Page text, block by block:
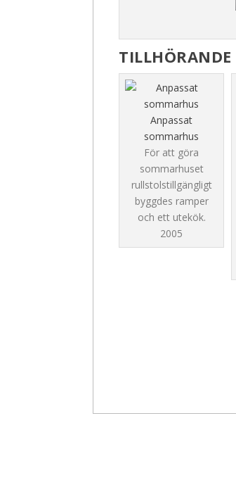
TILLHÖRANDE
Anpassat
sommarhus
För att göra
sommarhuset
rullstolstillgängligt
byggdes ramper
och ett utekök.
2005